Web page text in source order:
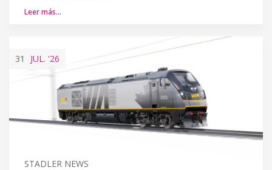
Leer más…
31 JUL. '26
STADLER NEWS